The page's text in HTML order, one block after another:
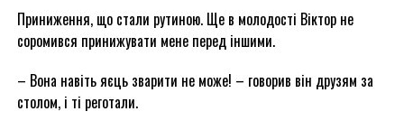
Приниження, що стали рутиною. Ще в молодості Віктор не
соромився принижувати мене перед іншими.
– Вона навіть яєць зварити не може! – говорив він друзям за
столом, і ті реготали.